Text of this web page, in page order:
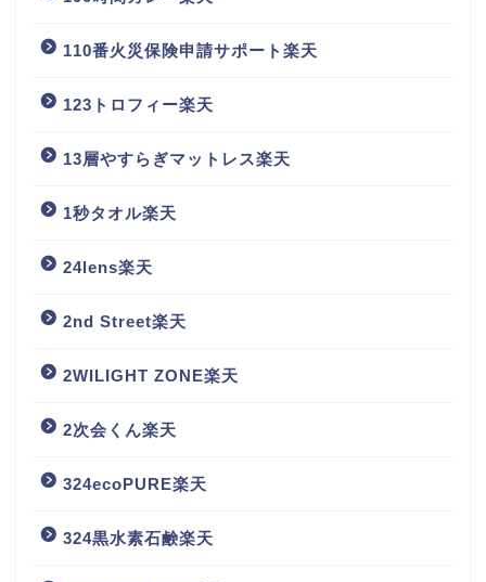
110番火災保険申請サポート楽天
123トロフィー楽天
13層やすらぎマットレス楽天
1秒タオル楽天
24lens楽天
2nd Street楽天
2WILIGHT ZONE楽天
2次会くん楽天
324ecoPURE楽天
324黒水素石鹸楽天